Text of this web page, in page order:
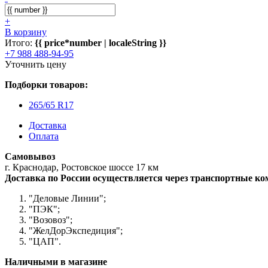
+
В корзину
Итого: {{ price*number | localeString }}
+7 988 488-94-95
Уточнить цену
Подборки товаров:
265/65 R17
Доставка
Оплата
Самовывоз
г. Краснодар, Ростовское шоссе 17 км
Доставка по России осуществляется через транспортные
"Деловые Линии";
"ПЭК";
"Возовоз";
"ЖелДорЭкспедиция";
"ЦАП".
Наличными в магазине